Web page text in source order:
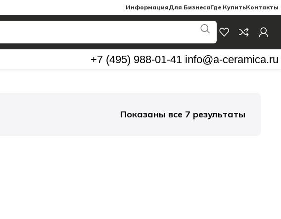
ИнформацияДля БизнесаГде КупитьКонтакты
+7 (495) 988-01-41 info@a-ceramica.ru
Показаны все 7 результаты